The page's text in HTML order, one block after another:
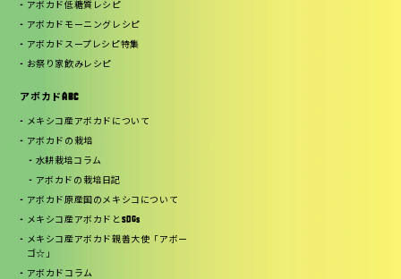
アボカド低糖質レシピ
アボカドモーニングレシピ
アボカドスープレシピ特集
お祭り家飲みレシピ
アボカドABC
メキシコ産アボカドについて
アボカドの栽培
水耕栽培コラム
アボカドの栽培日記
アボカド原産国のメキシコについて
メキシコ産アボカドとSDGs
メキシコ産アボカド親善大使「アボー
ゴ☆」
アボカドコラム